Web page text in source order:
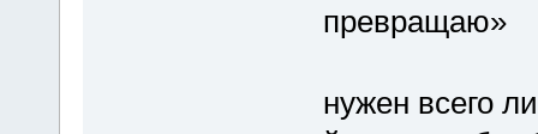
превращаю»
нужен всего